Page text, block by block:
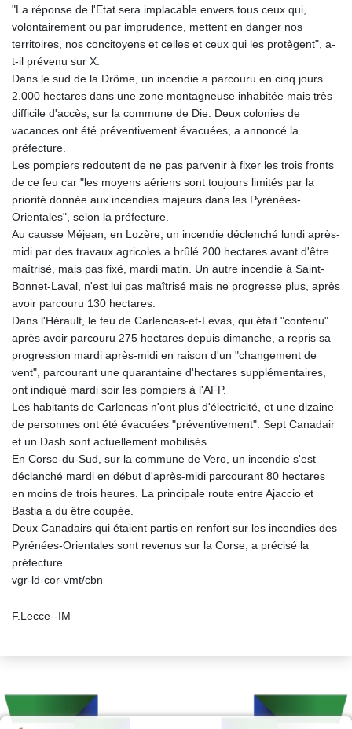
"La réponse de l'Etat sera implacable envers tous ceux qui,
volontairement ou par imprudence, mettent en danger nos
territoires, nos concitoyens et celles et ceux qui les protègent", a-
t-il prévenu sur X.
Dans le sud de la Drôme, un incendie a parcouru en cinq jours
2.000 hectares dans une zone montagneuse inhabitée mais très
difficile d'accès, sur la commune de Die. Deux colonies de
vacances ont été préventivement évacuées, a annoncé la
préfecture.
Les pompiers redoutent de ne pas parvenir à fixer les trois fronts
de ce feu car "les moyens aériens sont toujours limités par la
priorité donnée aux incendies majeurs dans les Pyrénées-
Orientales", selon la préfecture.
Au causse Méjean, en Lozère, un incendie déclenché lundi après-
midi par des travaux agricoles a brûlé 200 hectares avant d'être
maîtrisé, mais pas fixé, mardi matin. Un autre incendie à Saint-
Bonnet-Laval, n'est lui pas maîtrisé mais ne progresse plus, après
avoir parcouru 130 hectares.
Dans l'Hérault, le feu de Carlencas-et-Levas, qui était "contenu"
après avoir parcouru 275 hectares depuis dimanche, a repris sa
progression mardi après-midi en raison d'un "changement de
vent", parcourant une quarantaine d'hectares supplémentaires,
ont indiqué mardi soir les pompiers à l'AFP.
Les habitants de Carlencas n'ont plus d'électricité, et une dizaine
de personnes ont été évacuées "préventivement". Sept Canadair
et un Dash sont actuellement mobilisés.
En Corse-du-Sud, sur la commune de Vero, un incendie s'est
déclanché mardi en début d'après-midi parcourant 80 hectares
en moins de trois heures. La principale route entre Ajaccio et
Bastia a du être coupée.
Deux Canadairs qui étaient partis en renfort sur les incendies des
Pyrénées-Orientales sont revenus sur la Corse, a précisé la
préfecture.
vgr-ld-cor-vmt/cbn
F.Lecce--IM